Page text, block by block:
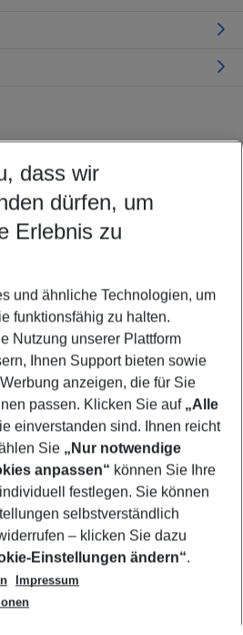
Ihren Wünschen
5-8 Nächte
Kinder
anzeigen
dass wir
dürfen, um
Erlebnis zu
und ähnliche Technologien, um
funktionsfähig zu halten.
Nutzung unserer Plattform
Ihnen Support bieten sowie
anzeigen, die für Sie
passen. Klicken Sie auf „Alle
einverstanden sind. Ihnen reicht
Sie „Nur notwendige
anpassen“ können Sie Ihre
festlegen. Sie können
selbstverständlich
– klicken Sie dazu
Einstellungen ändern“.
Impressum